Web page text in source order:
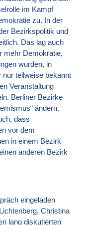
im Kampf
zu. In der
Bezirkspolitik und
Das lag auch
mehr Demokratie,
wurden, in
nur teilweise bekannt
Veranstaltung
Berliner Bezirke
ändern.
dass
vor dem
in einem Bezirk
anderen Bezirk
eingeladen
Christina
lang diskutierten